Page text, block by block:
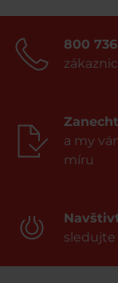
800
a my
míru
sledujte